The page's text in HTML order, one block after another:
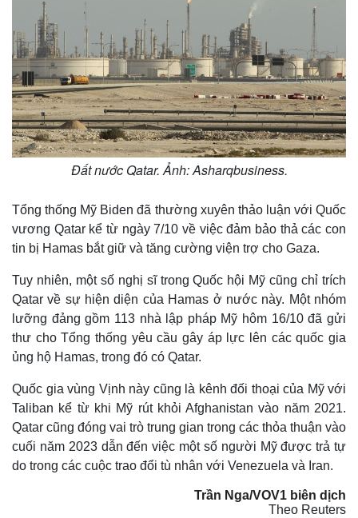
Thế giới
Quan sát
Cuộc sống đó đây
Hồ sơ
Multimedia
Video
Ảnh
E-Magazine
Đất nước Qatar. Ảnh: Asharqbusiness.
Tổng thống Mỹ Biden đã thường xuyên thảo luận với Quốc
vương Qatar kể từ ngày 7/10 về việc đảm bảo thả các con
tin bị Hamas bắt giữ và tăng cường viện trợ cho Gaza.
Tuy nhiên, một số nghị sĩ trong Quốc hội Mỹ cũng chỉ trích
Qatar về sự hiện diện của Hamas ở nước này. Một nhóm
lưỡng đảng gồm 113 nhà lập pháp Mỹ hôm 16/10 đã gửi
thư cho Tổng thống yêu cầu gây áp lực lên các quốc gia
ủng hộ Hamas, trong đó có Qatar.
Quốc gia vùng Vịnh này cũng là kênh đối thoại của Mỹ với
Taliban kể từ khi Mỹ rút khỏi Afghanistan vào năm 2021.
Qatar cũng đóng vai trò trung gian trong các thỏa thuận vào
cuối năm 2023 dẫn đến việc một số người Mỹ được trả tự
do trong các cuộc trao đổi tù nhân với Venezuela và Iran.
Trần Nga/VOV1 biên dịch
Theo Reuters